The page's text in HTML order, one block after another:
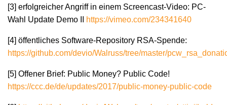
[3] erfolgreicher Angriff in einem Screencast-Video: PC-
Wahl Update Demo II
https://vimeo.com/234341640
[4] öffentliches Software-Repository RSA-Spende:
https://github.com/devio/Walruss/tree/master/
[5] Offener Brief: Public Money? Public Code!
https://ccc.de/de/updates/2017/public-money-public-code